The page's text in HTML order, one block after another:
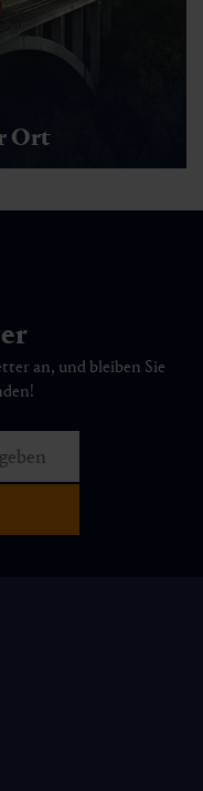
Ort
an, und bleiben Sie